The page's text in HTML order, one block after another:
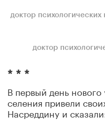
доктор
доктор
* * *
В первый день
селения привели
Насреддину и